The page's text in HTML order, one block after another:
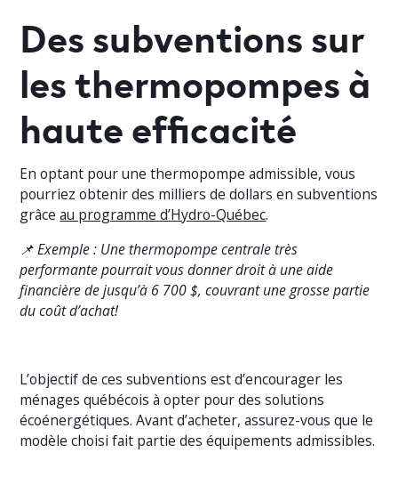
Des subventions sur
les thermopompes à
haute efficacité
En optant pour une thermopompe admissible, vous
pourriez obtenir des milliers de dollars en subventions
grâceau programme d’Hydro-Québec.
📌 Exemple : Une thermopompe centrale très
performante pourrait vous donner droit à une aide
financière de jusqu’à 6 700 $, couvrant une grosse partie
du coût d’achat!
L’objectif de ces subventions est d’encourager les
ménages québécois à opter pour des solutions
écoénergétiques. Avant d’acheter, assurez-vous que le
modèle choisi fait partie des équipements admissibles.